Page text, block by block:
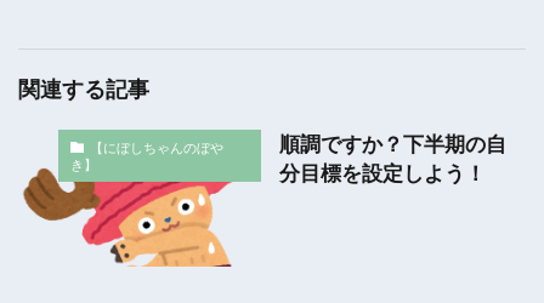
関連する記事
【にぼしちゃんのぼや
き】
順調ですか？下半期の自
分目標を設定しよう！